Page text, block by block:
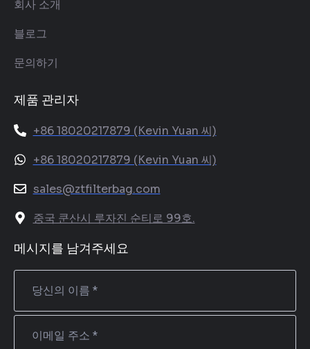
회사 소개
블로그
문의하기
제품 관리자
+86 18020217879 (Kevin Yuan 씨)
+86 18020217879 (Kevin Yuan 씨)
sales@ztfilterbag.com
중국 쿤산시 루자진 순티로 99호.
메시지를 남겨주세요